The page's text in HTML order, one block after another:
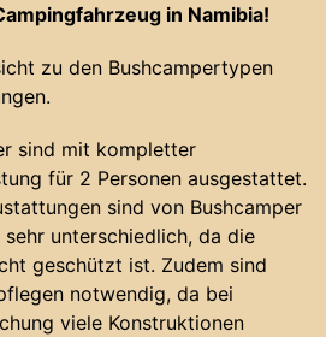
in Namibia!
zu den Bushcampertypen
sind mit kompletter
für 2 Personen ausgestattet.
sind von Bushcamper
sehr unterschiedlich, da die
geschützt ist. Zudem sind
notwendig, da bei
viele Konstruktionen